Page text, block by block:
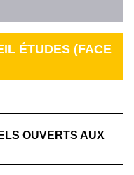
ÉTUDES (FACE
OUVERTS AUX